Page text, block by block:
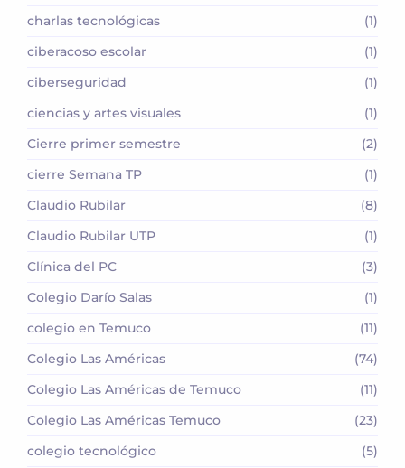
charlas tecnológicas
(1)
ciberacoso escolar
(1)
ciberseguridad
(1)
ciencias y artes visuales
(1)
Cierre primer semestre
(2)
cierre Semana TP
(1)
Claudio Rubilar
(8)
Claudio Rubilar UTP
(1)
Clínica del PC
(3)
Colegio Darío Salas
(1)
colegio en Temuco
(11)
Colegio Las Américas
(74)
Colegio Las Américas de Temuco
(11)
Colegio Las Américas Temuco
(23)
colegio tecnológico
(5)